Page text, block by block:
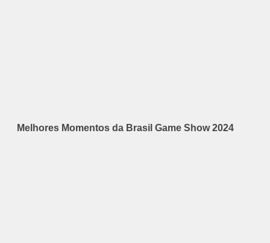
Melhores Momentos da Brasil Game Show 2024